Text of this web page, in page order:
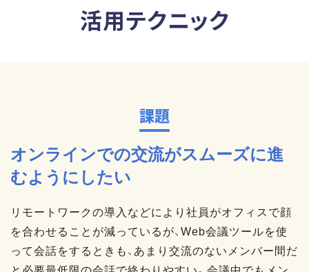
活用テクニック
課題
オンラインでの交流がスムーズに進
むようにしたい
リモートワークの導入などにより社員がオフィスで顔
を合わせることが減っているが、Web会議ツールを使
って会話をするときも、あまり交流のないメンバー間だ